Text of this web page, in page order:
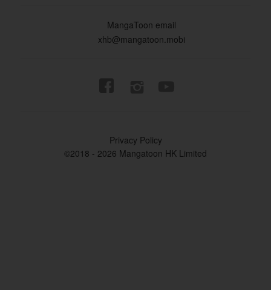
MangaToon email
xhb@mangatoon.mobi
Privacy Policy
©2018 - 2026 Mangatoon HK Limited